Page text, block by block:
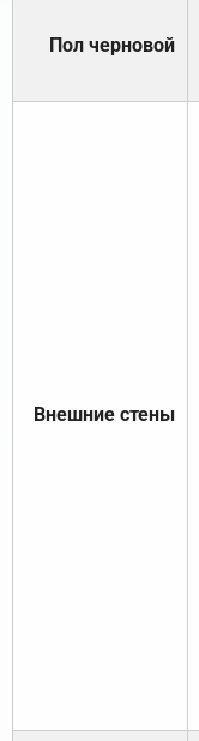
Пол черновой
Внешние стены